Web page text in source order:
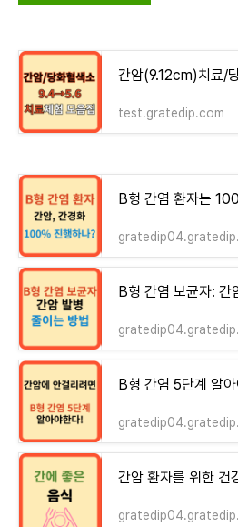
test.gratedip.com
B형 간염 보균자: 간
B형 간염 5단계 알